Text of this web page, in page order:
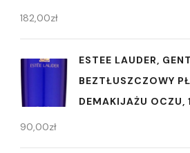
182,00zł
ESTEE LAUDER,
BEZTŁUSZCZOWY
DEMAKIJAŻU OCZU,
90,00zł